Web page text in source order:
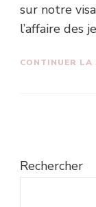
sur notre
l’affaire des
CONTINUER LA
Rechercher